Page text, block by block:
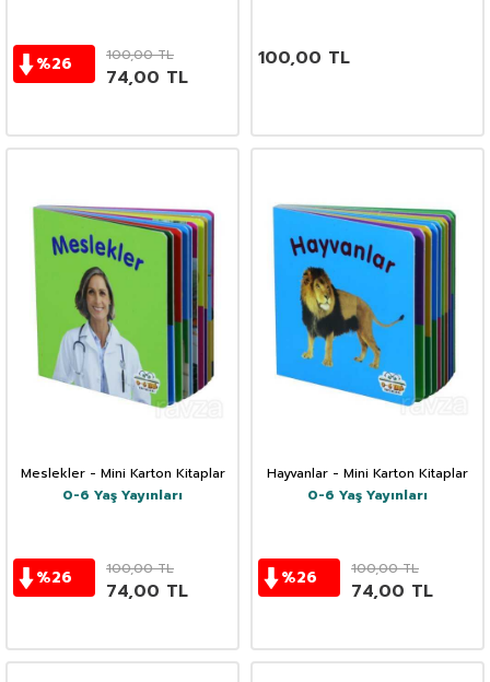
%26 100,00TL
74,00 TL
100,00 TL
Meslekler - Mini Karton Kitaplar
0-6 Yaş Yayınları
%26 100,00TL
74,00 TL
Hayvanlar - Mini Karton Kitaplar
0-6 Yaş Yayınları
%26 100,00TL
74,00 TL